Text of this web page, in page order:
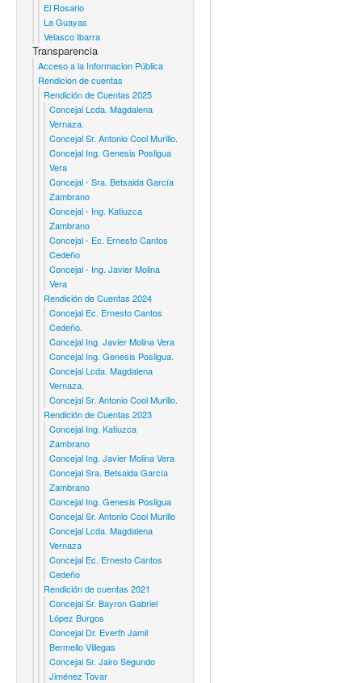
El Rosario
La Guayas
Velasco Ibarra
Transparencia
Acceso a la Informacion Pública
Rendicion de cuentas
Rendición de Cuentas 2025
Concejal Lcda. Magdalena
Vernaza.
Concejal Sr. Antonio Cool Murillo.
Concejal Ing. Genesis Posligua
Vera
Concejal - Sra. Betsaida García
Zambrano
Concejal - Ing. Katiuzca
Zambrano
Concejal - Ec. Ernesto Cantos
Cedeño
Concejal - Ing. Javier Molina
Vera
Rendición de Cuentas 2024
Concejal Ec. Ernesto Cantos
Cedeño.
Concejal Ing. Javier Molina Vera
Concejal Ing. Genesis Posligua.
Concejal Lcda. Magdalena
Vernaza.
Concejal Sr. Antonio Cool Murillo.
Rendición de Cuentas 2023
Concejal Ing. Katiuzca
Zambrano
Concejal Ing. Javier Molina Vera
Concejal Sra. Betsaida García
Zambrano
Concejal Ing. Genesis Posligua
Concejal Sr. Antonio Cool Murillo
Concejal Lcda. Magdalena
Vernaza
Concejal Ec. Ernesto Cantos
Cedeño
Rendición de cuentas 2021
Concejal Sr. Bayron Gabriel
López Burgos
Concejal Dr. Everth Jamil
Bermello Villegas
Concejal Sr. Jairo Segundo
Jiménez Tovar